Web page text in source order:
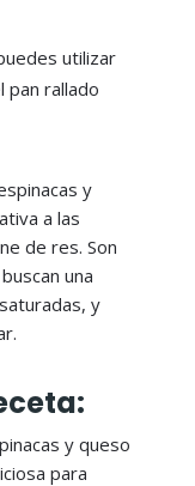
utilizar
pan rallado
y
a las
de res. Son
una
y
y queso
para